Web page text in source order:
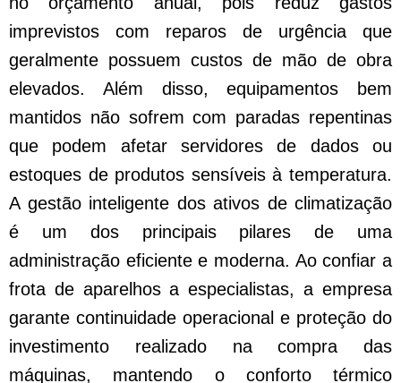
imprevistos com reparos de urgência que
geralmente possuem custos de mão de obra
elevados. Além disso, equipamentos bem
mantidos não sofrem com paradas repentinas
que podem afetar servidores de dados ou
estoques de produtos sensíveis à temperatura.
A gestão inteligente dos ativos de climatização
é um dos principais pilares de uma
administração eficiente e moderna. Ao confiar a
frota de aparelhos a especialistas, a empresa
garante continuidade operacional e proteção do
investimento realizado na compra das
máquinas, mantendo o conforto térmico